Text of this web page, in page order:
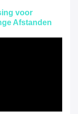
voor
Afstanden